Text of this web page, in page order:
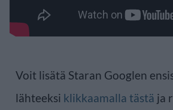
Voit lisätä Staran Googlen
lähteeksi klikkaamalla tästä ja